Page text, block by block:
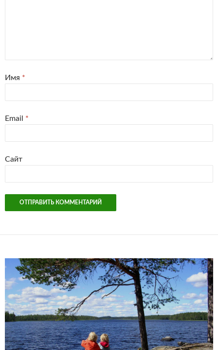
Имя *
Email *
Сайт